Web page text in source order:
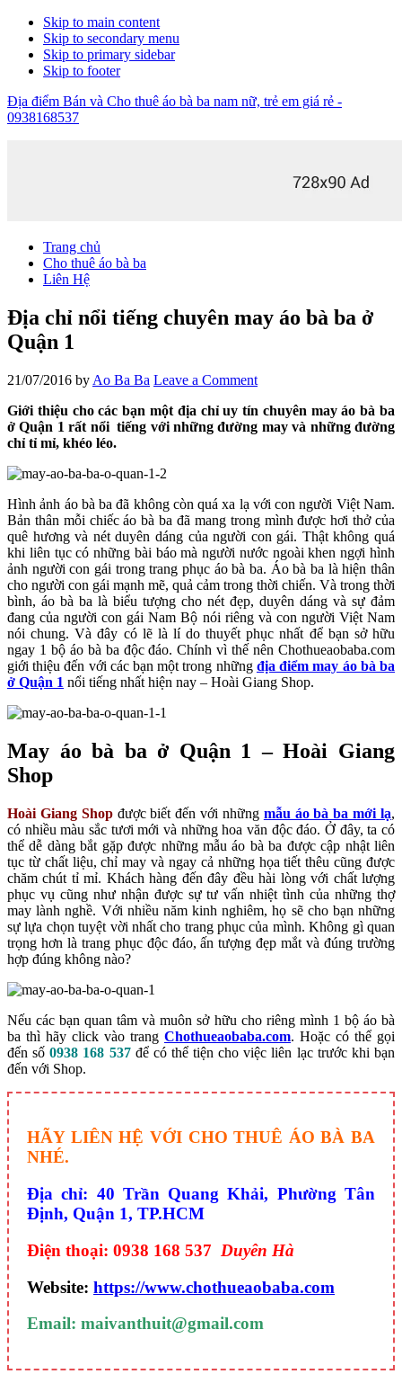
Skip to main content
Skip to secondary menu
Skip to primary sidebar
Skip to footer
Địa điểm Bán và Cho thuê áo bà ba nam nữ, trẻ em giá rẻ -
0938168537
Trang chủ
Cho thuê áo bà ba
Liên Hệ
Địa chỉ nổi tiếng chuyên may áo bà ba ở
Quận 1
21/07/2016 by Ao Ba Ba Leave a Comment
Giới thiệu cho các bạn một địa chỉ uy tín chuyên may áo bà ba
ở Quận 1 rất nổi tiếng với những đường may và những đường
chỉ tỉ mỉ, khéo léo.
Hình ảnh áo bà ba đã không còn quá xa lạ với con người Việt Nam.
Bản thân mỗi chiếc áo bà ba đã mang trong mình được hơi thở của
quê hương và nét duyên dáng của người con gái. Thật không quá
khi liên tục có những bài báo mà người nước ngoài khen ngợi hình
ảnh người con gái trong trang phục áo bà ba. Áo bà ba là hiện thân
cho người con gái mạnh mẽ, quả cảm trong thời chiến. Và trong thời
bình, áo bà ba là biểu tượng cho nét đẹp, duyên dáng và sự đảm
đang của người con gái Nam Bộ nói riêng và con người Việt Nam
nói chung. Và đây có lẽ là lí do thuyết phục nhất để bạn sở hữu
ngay 1 bộ áo bà ba độc đáo. Chính vì thế nên Chothueaobaba.com
giới thiệu đến với các bạn một trong những địa điểm may áo bà ba
ở Quận 1 nổi tiếng nhất hiện nay – Hoài Giang Shop.
May áo bà ba ở Quận 1 – Hoài Giang
Shop
Hoài Giang Shopđược biết đến với những mẫu áo bà ba mới lạ,
có nhiều màu sắc tươi mới và những hoa văn độc đáo. Ở đây, ta có
thể dễ dàng bắt gặp được những mẫu áo bà ba được cập nhật liên
tục từ chất liệu, chỉ may và ngay cả những họa tiết thêu cũng được
chăm chút tỉ mỉ. Khách hàng đến đây đều hài lòng với chất lượng
phục vụ cũng như nhận được sự tư vấn nhiệt tình của những thợ
may lành nghề. Với nhiều năm kinh nghiêm, họ sẽ cho bạn những
sự lựa chọn tuyệt vời nhất cho trang phục của mình. Không gì quan
trọng hơn là trang phục độc đáo, ấn tượng đẹp mắt và đúng trường
hợp đúng không nào?
Nếu các bạn quan tâm và muôn sở hữu cho riêng mình 1 bộ áo bà
ba thì hãy click vào trang Chothueaobaba.com. Hoặc có thể gọi
đến số0938 168 537để có thể tiện cho việc liên lạc trước khi bạn
đến với Shop.
HÃY LIÊN HỆ VỚI CHO THUÊ ÁO BÀ BA
NHÉ.
Địa chỉ: 40 Trần Quang Khải, Phường Tân
Định, Quận 1, TP.HCM
Điện thoại: 0938 168 537 Duyên Hà
Website: https://www.chothueaobaba.com
Email: maivanthuit@gmail.com